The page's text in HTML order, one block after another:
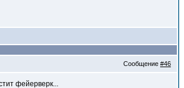
Сообщение #46
фейерверк...